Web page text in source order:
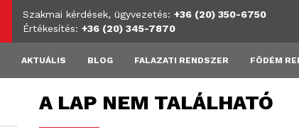
Szakmai kérdések, ügyvezetés: +36 (20) 350-6750
Értékesítés: +36 (20) 345-7870
AKTUÁLIS BLOG FALAZATI RENDSZER FÖDÉM
A LAP NEM TALÁLHATÓ